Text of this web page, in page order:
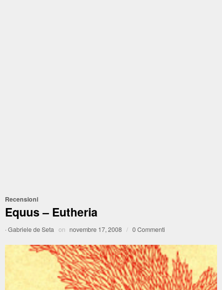
Recensioni
Equus – Eutheria
·Gabriele de Seta on novembre 17, 2008 / 0 Commenti